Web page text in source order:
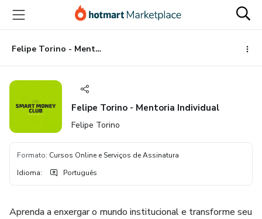
para
conteúdo
principal
para
pagamento
para
rodapé
Felipe Torino - Mentoria Individual
Felipe Torino - Mentoria Individual
Felipe Torino
Formato: Cursos Online e Serviços de Assinatura
Idioma: Português
Aprenda a enxergar o mundo institucional e transforme seu